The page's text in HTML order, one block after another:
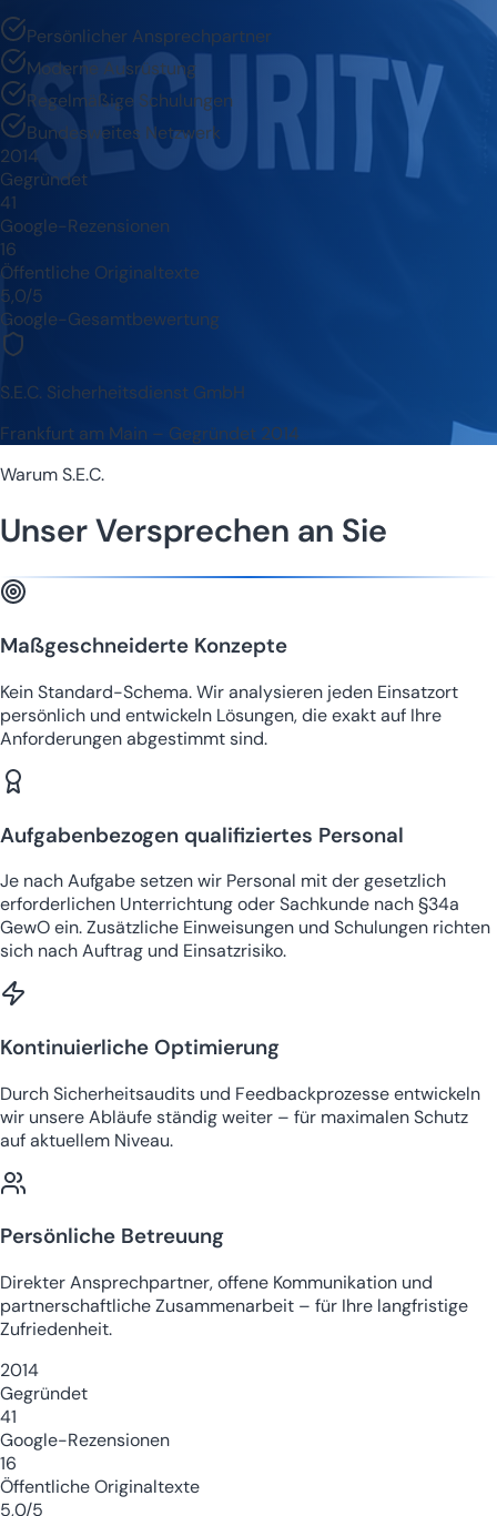
Persönlicher Ansprechpartner
Moderne Ausrüstung
Regelmäßige Schulungen
Bundesweites Netzwerk
2014
Gegründet
41
Google-Rezensionen
16
Öffentliche Originaltexte
5,0/5
Google-Gesamtbewertung
S.E.C. Sicherheitsdienst GmbH
Frankfurt am Main – Gegründet 2014
Warum S.E.C.
Unser Versprechen an Sie
Maßgeschneiderte Konzepte
Kein Standard-Schema. Wir analysieren jeden Einsatzort
persönlich und entwickeln Lösungen, die exakt auf Ihre
Anforderungen abgestimmt sind.
Aufgabenbezogen qualifiziertes Personal
Je nach Aufgabe setzen wir Personal mit der gesetzlich
erforderlichen Unterrichtung oder Sachkunde nach §34a
GewO ein. Zusätzliche Einweisungen und Schulungen richten
sich nach Auftrag und Einsatzrisiko.
Kontinuierliche Optimierung
Durch Sicherheitsaudits und Feedbackprozesse entwickeln
wir unsere Abläufe ständig weiter – für maximalen Schutz
auf aktuellem Niveau.
Persönliche Betreuung
Direkter Ansprechpartner, offene Kommunikation und
partnerschaftliche Zusammenarbeit – für Ihre langfristige
Zufriedenheit.
2014
Gegründet
41
Google-Rezensionen
16
Öffentliche Originaltexte
5,0/5